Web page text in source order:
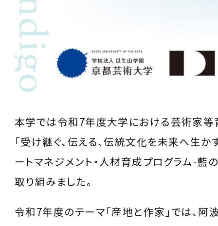
本学では令和7年度大学における芸術家
「受け継ぐ、伝える、伝統文化を未来へ生
ートマネジメント・人材育成プログラム-藍
取り組みました。
令和7年度のテーマ「産地と作家」では、阿